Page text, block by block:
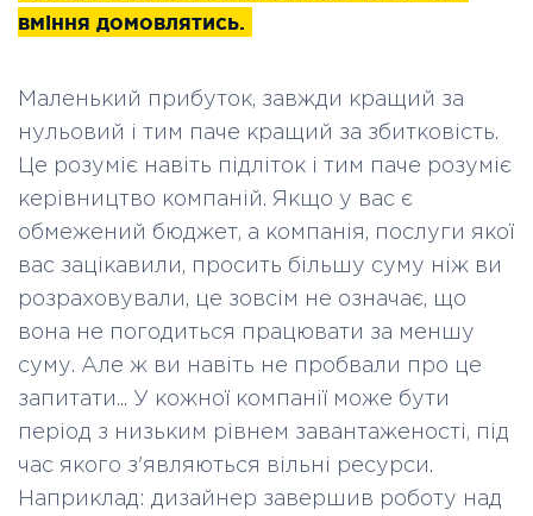
вміння домовлятись.
Маленький прибуток, завжди кращий за
нульовий і тим паче кращий за збитковість.
Це розуміє навіть підліток і тим паче розуміє
керівництво компаній. Якщо у вас є
обмежений бюджет, а компанія, послуги якої
вас зацікавили, просить більшу суму ніж ви
розраховували, це зовсім не означає, що
вона не погодиться працювати за меншу
суму. Але ж ви навіть не пробвали про це
запитати... У кожної компанії може бути
період з низьким рівнем завантаженості, під
час якого з'являються вільні ресурси.
Наприклад: дизайнер завершив роботу над